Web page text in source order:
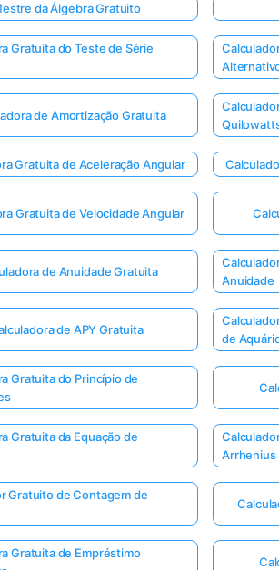
da Álgebra Gratuito
Gratuita do Teste de Série
de Amortização Gratuita
Gratuita de Aceleração Angular
Gratuita de Velocidade Angular
de Anuidade Gratuita
Anuidade
de APY Gratuita
de
Gratuita do Princípio de
Gratuita da Equação de
Arrhenius
Gratuito de Contagem de
Gratuita de Empréstimo